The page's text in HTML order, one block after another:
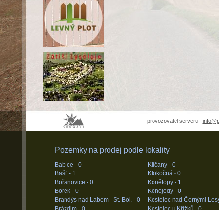
provozovatel serveru -
Pozemky na prodej podle lokality
Babice - 0
Bašť - 1
Bořanovice - 0
Borek - 0
Brandýs nad Labem - St. Bol. - 0
Brázdim - 0
Klíčany - 0
Klokočná - 0
Konětopy - 1
Konojedy - 0
Kostelec nad Černými
Kostelec u Křížků - 0